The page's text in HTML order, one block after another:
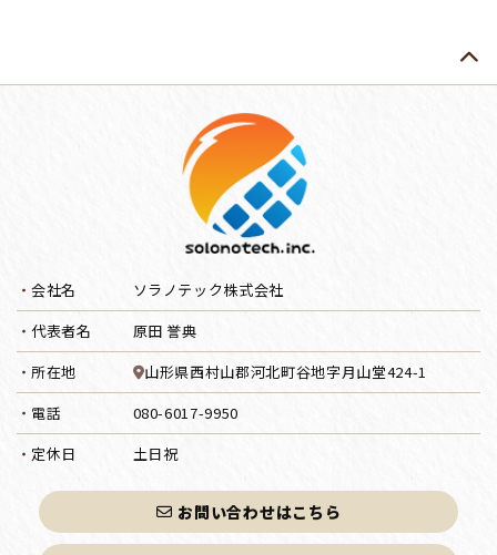
会社名
ソラノテック株式会社
代表者名
原田 誉典
所在地
山形県西村山郡河北町谷地字月山堂424-1
電話
080-6017-9950
定休日
土日祝
お問い合わせはこちら